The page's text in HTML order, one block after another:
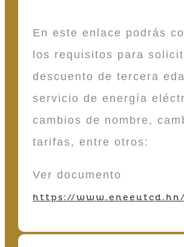
En este enlace podrás
los requisitos para
descuento de tercera
servicio de energía
cambios de nombre,
tarifas, entre otros:
Ver documento
https://